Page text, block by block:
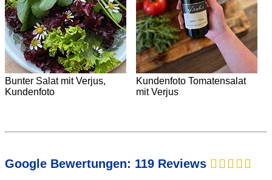
Bunter Salat mit Verjus,
Kundenfoto
Kundenfoto Tomatensalat
mit Verjus
Google Bewertungen: 119 Reviews